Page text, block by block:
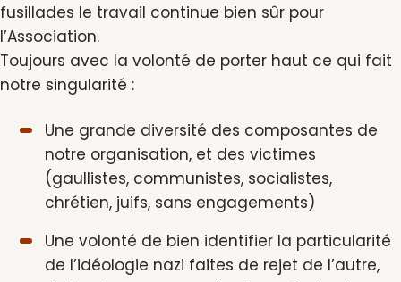
fusillades le travail continue bien sûr pour
l’Association.
Toujours avec la volonté de porter haut ce qui fait
notre singularité :
Une grande diversité des composantes de
notre organisation, et des victimes
(gaullistes, communistes, socialistes,
chrétien, juifs, sans engagements)
Une volonté de bien identifier la particularité
de l’idéologie nazi faites de rejet de l’autre,